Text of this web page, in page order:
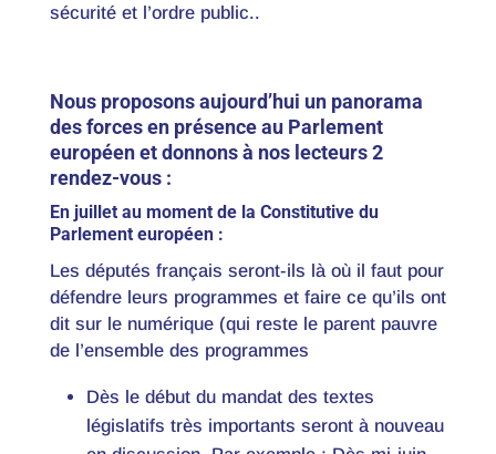
sécurité et l’ordre public..
Nous proposons aujourd’hui un panorama
des forces en présence au Parlement
européen et donnons à nos lecteurs 2
rendez-vous :
En juillet au moment de la Constitutive du
Parlement européen :
Les députés français seront-ils là où il faut pour
défendre leurs programmes et faire ce qu’ils ont
dit sur le numérique (qui reste le parent pauvre
de l’ensemble des programmes
Dès le début du mandat des textes
législatifs très importants seront à nouveau